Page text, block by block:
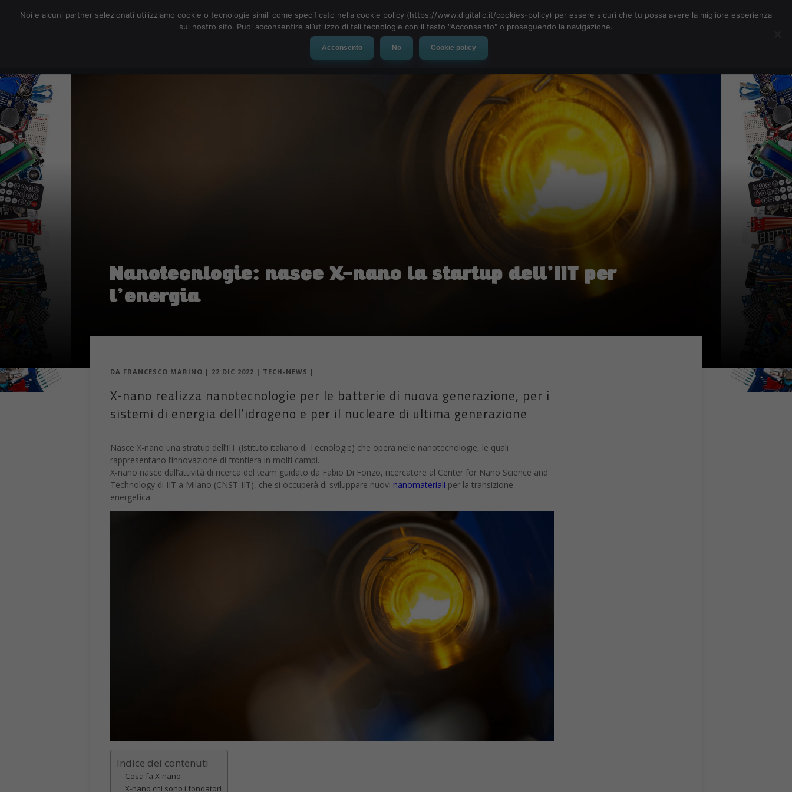
Social Network App Automotive Tech-News
Nanotecnlogie: nasce X-nano la startup dell’IIT per
l’energia
DA FRANCESCO MARINO | 22 DIC 2022 | TECH-NEWS |
X-nano realizza nanotecnologie per le batterie di nuova generazione, per i
sistemi di energia dell’idrogeno e per il nucleare di ultima generazione
Nasce X-nano una stratup dell’IIT (Istituto italiano di Tecnologie) che opera nelle nanotecnologie, le quali
rappresentano l’innovazione di frontiera in molti campi.
X-nano nasce dall’attività di ricerca del team guidato da Fabio Di Fonzo, ricercatore al Center for Nano Science and
Technology di IIT a Milano (CNST-IIT), che si occuperà di sviluppare nuovi nanomateriali per la transizione
energetica.
Indice dei contenuti
Cosa fa X-nano
X-nano chi sono i fondatori
Noi e alcuni partner selezionati utilizziamo cookie o tecnologie simili come specificato nella cookie policy (https://www.digitalic.it/cookies-policy) per essere sicuri che tu possa avere la migliore esperienza
sul nostro sito. Puoi acconsentire all’utilizzo di tali tecnologie con il tasto "Acconsento" o proseguendo la navigazione.
Acconsento No Cookie policy